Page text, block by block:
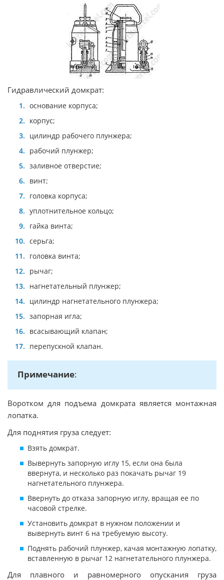
Гидравлический домкрат:
основание корпуса;
корпус;
цилиндр рабочего плунжера;
рабочий плунжер;
заливное отверстие;
винт;
головка корпуса;
уплотнительное кольцо;
гайка винта;
серьга;
головка винта;
рычаг;
нагнетательный плунжер;
цилиндр нагнетательного плунжера;
запорная игла;
всасывающий клапан;
перепускной клапан.
Примечание:
Воротком для подъема домкрата является монтажная
лопатка.
Для поднятия груза следует:
Взять домкрат.
Вывернуть запорную иглу 15, если она была
ввернута, и несколько раз покачать рычаг 19
нагнетательного плунжера.
Ввернуть до отказа запорную иглу, вращая ее по
часовой стрелке.
Установить домкрат в нужном положении и
вывернуть винт 6 на требуемую высоту.
Поднять рабочий плунжер, качая монтажную лопатку,
вставленную в рычаг 12 нагнетательного плунжера.
Для плавного и равномерного опускания груза